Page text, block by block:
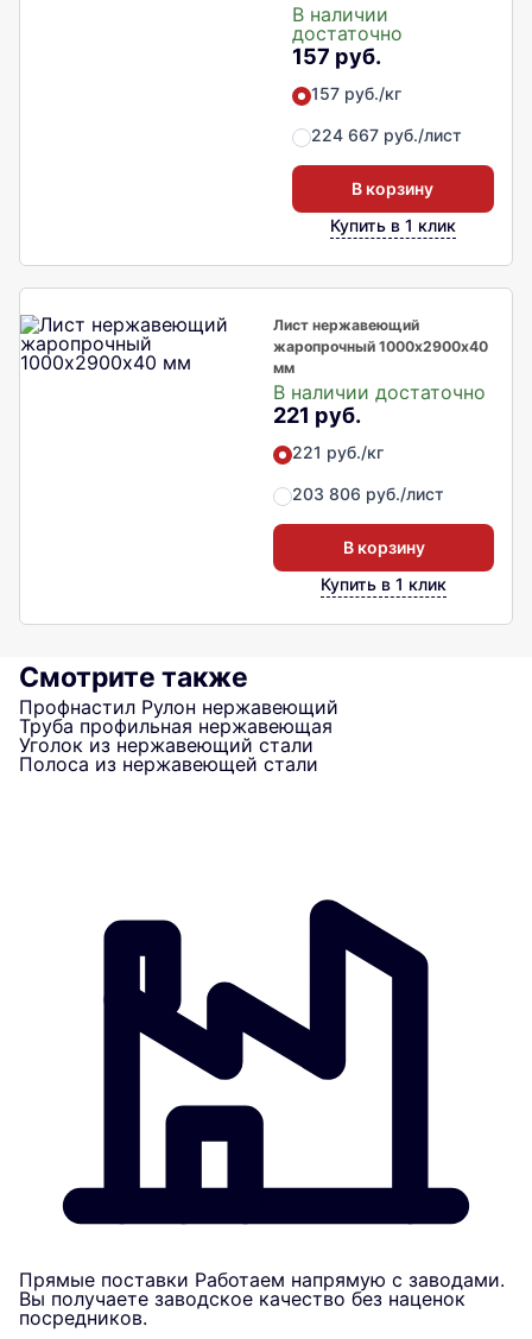
В наличии
достаточно
157 руб.
157 руб./кг
224 667 руб./лист
В корзину
Купить в 1 клик
Лист нержавеющий
жаропрочный 1000х2900х40
мм
В наличии достаточно
221 руб.
221 руб./кг
203 806 руб./лист
В корзину
Купить в 1 клик
Смотрите также
Профнастил Рулон нержавеющий
Труба профильная нержавеющая
Уголок из нержавеющий стали
Полоса из нержавеющей стали
Прямые поставки Работаем напрямую с заводами.
Вы получаете заводское качество без наценок
посредников.